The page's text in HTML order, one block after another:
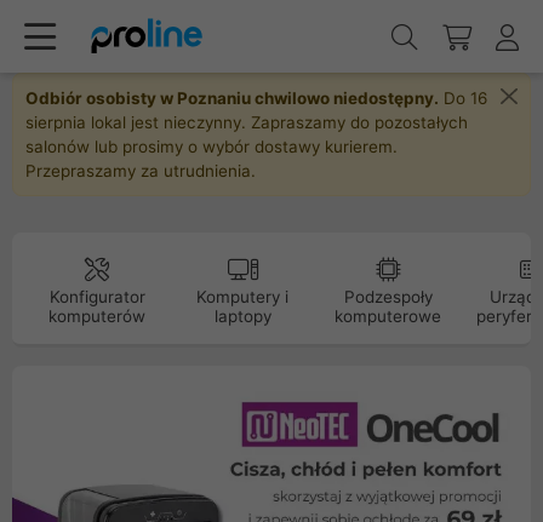
Odbiór osobisty w Poznaniu chwilowo niedostępny. Do 16
sierpnia lokal jest nieczynny. Zapraszamy do pozostałych
salonów lub prosimy o wybór dostawy kurierem.
Przepraszamy za utrudnienia.
Konfigurator
komputerów
Komputery i
laptopy
Podzespoły
komputerowe